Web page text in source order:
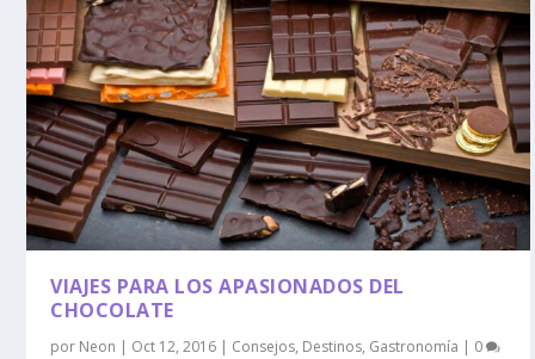
VIAJES PARA LOS APASIONADOS DEL
CHOCOLATE
por Neon | Oct 12, 2016 | Consejos, Destinos, Gastronomía | 0